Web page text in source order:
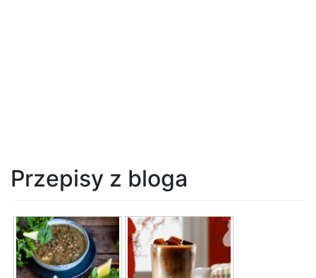
Przepisy z bloga